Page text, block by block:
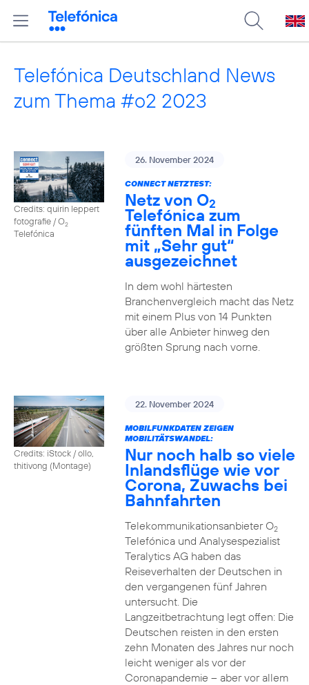
Telefónica Deutschland News
zum Thema #o2 2023
Credits: quirin leppert
fotografie / O2
Telefónica
26. November 2024
CONNECT NETZTEST:
Netz von O2
Telefónica zum
fünften Mal in Folge
mit „Sehr gut“
ausgezeichnet
In dem wohl härtesten
Branchenvergleich macht das Netz
mit einem Plus von 14 Punkten
über alle Anbieter hinweg den
größten Sprung nach vorne.
Credits: iStock / ollo,
thitivong (Montage)
22. November 2024
MOBILFUNKDATEN ZEIGEN
MOBILITÄTSWANDEL:
Nur noch halb so viele
Inlandsflüge wie vor
Corona, Zuwachs bei
Bahnfahrten
Telekommunikationsanbieter O2
Telefónica und Analysespezialist
Teralytics AG haben das
Reiseverhalten der Deutschen in
den vergangenen fünf Jahren
untersucht. Die
Langzeitbetrachtung legt offen: Die
Deutschen reisten in den ersten
zehn Monaten des Jahres nur noch
leicht weniger als vor der
Coronapandemie – aber vor allem